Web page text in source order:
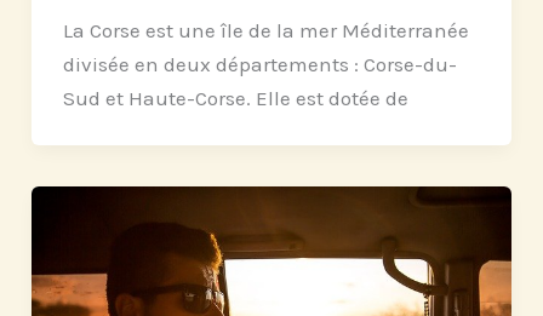
La Corse est une île de la mer Méditerranée
divisée en deux départements : Corse-du-
Sud et Haute-Corse. Elle est dotée de